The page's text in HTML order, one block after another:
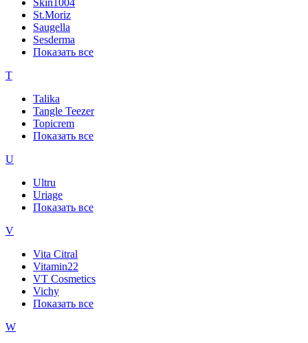
St.Moriz
Saugella
Sesderma
Показать все
T
Talika
Tangle Teezer
Topicrem
Показать все
U
Ultru
Uriage
Показать все
V
Vita Citral
Vitamin22
VT Cosmetics
Vichy
Показать все
W